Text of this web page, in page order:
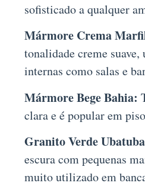
sofisticado a qualquer
Mármore Crema
tonalidade creme
internas como salas e
Mármore Bege Bahia:
clara e é popular em
Granito Verde
escura com pequenas
muito utilizado em